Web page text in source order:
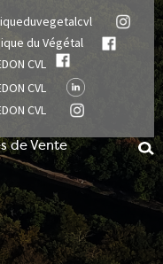
du Végétal
CVL
CVL
CVL
de Vente